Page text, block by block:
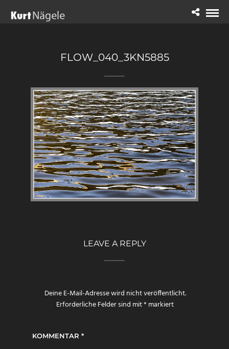
FLOW_040_3KN5885
LEAVE A REPLY
Deine E-Mail-Adresse wird nicht veröffentlicht.
Erforderliche Felder sind mit*markiert
KOMMENTAR *